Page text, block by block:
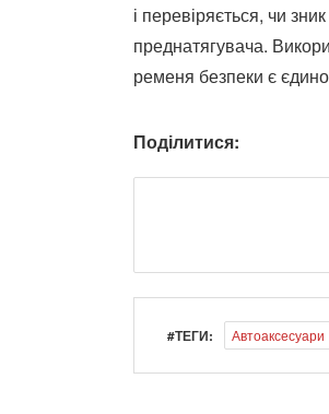
і перевіряється, чи
преднатягувача.
ременя безпеки є
Поділитися:
#ТЕГИ: Автоаксесуари